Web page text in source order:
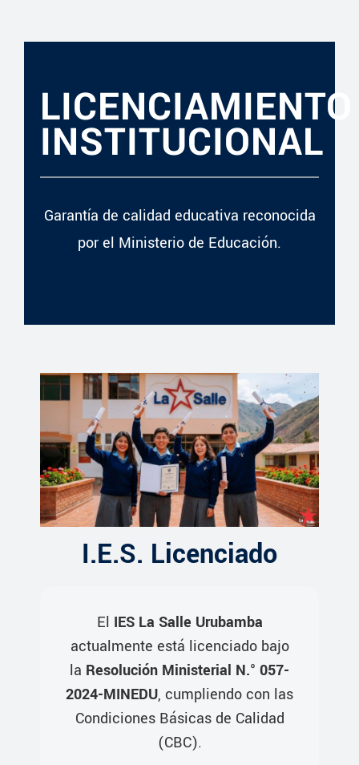
LICENCIAMIENTO
INSTITUCIONAL
Garantía de calidad educativa reconocida
por el Ministerio de Educación.
I.E.S. Licenciado
El IES La Salle Urubamba
actualmente está licenciado bajo
la Resolución Ministerial N.° 057-
2024-MINEDU, cumpliendo con las
Condiciones Básicas de Calidad
(CBC).